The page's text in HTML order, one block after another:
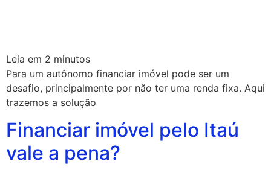
Leia em 2 minutos
Para um autônomo financiar imóvel pode ser um
desafio, principalmente por não ter uma renda fixa. Aqui
trazemos a solução
Financiar imóvel pelo Itaú
vale a pena?